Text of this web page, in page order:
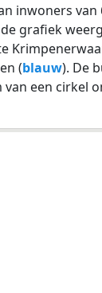
inwoners
grafiek
(blauw). De
een cirkel